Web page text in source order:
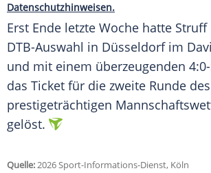
Datenschutzhinweisen.
Erst Ende letzte Woche hatte
DTB-Auswahl in Düsseldorf im
und mit einem überzeugenden
das Ticket für die zweite Runde des
prestigeträchtigen
gelöst.
Quelle:2026 Sport-Informations-Dienst, Köln